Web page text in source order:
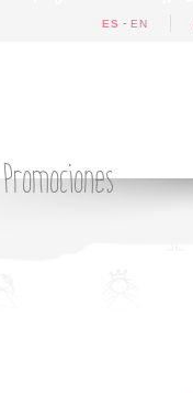
ES - EN
Promociones